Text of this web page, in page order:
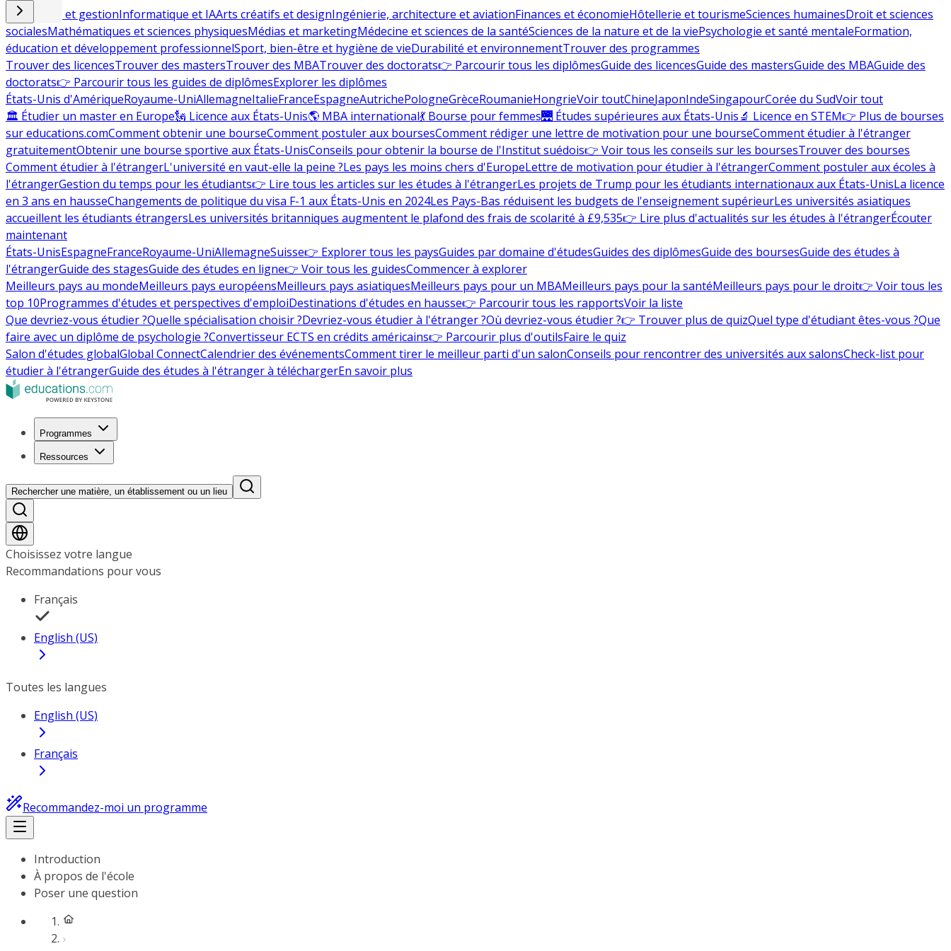
Commerce et gestionInformatique et IAArts créatifs et designIngénierie, architecture et aviationFinances et économieHôtellerie et tourismeSciences humainesDroit et sciences
socialesMathématiques et sciences physiquesMédias et marketingMédecine et sciences de la santéSciences de la nature et de la viePsychologie et santé mentaleFormation,
éducation et développement professionnelSport, bien-être et hygiène de vieDurabilité et environnementTrouver des programmes
Trouver des licencesTrouver des mastersTrouver des MBATrouver des doctorats👉 Parcourir tous les diplômesGuide des licencesGuide des mastersGuide des MBAGuide des
doctorats👉 Parcourir tous les guides de diplômesExplorer les diplômes
États-Unis d'AmériqueRoyaume-UniAllemagneItalieFranceEspagneAutrichePologneGrèceRoumanieHongrieVoir toutChineJaponIndeSingapourCorée du SudVoir tout
🏛 Étudier un master en Europe🗽 Licence aux États-Unis🌎 MBA international💃 Bourse pour femmes🌉 Études supérieures aux États-Unis🔬 Licence en STEM👉 Plus de bourses
sur educations.comComment obtenir une bourseComment postuler aux boursesComment rédiger une lettre de motivation pour une bourseComment étudier à l'étranger
gratuitementObtenir une bourse sportive aux États-UnisConseils pour obtenir la bourse de l'Institut suédois👉 Voir tous les conseils sur les boursesTrouver des bourses
Comment étudier à l'étrangerL'université en vaut-elle la peine ?Les pays les moins chers d'EuropeLettre de motivation pour étudier à l'étrangerComment postuler aux écoles à
l'étrangerGestion du temps pour les étudiants👉 Lire tous les articles sur les études à l'étrangerLes projets de Trump pour les étudiants internationaux aux États-UnisLa licence
en 3 ans en hausseChangements de politique du visa F-1 aux États-Unis en 2024Les Pays-Bas réduisent les budgets de l'enseignement supérieurLes universités asiatiques
accueillent les étudiants étrangersLes universités britanniques augmentent le plafond des frais de scolarité à £9,535👉 Lire plus d'actualités sur les études à l'étrangerÉcouter
maintenant
États-UnisEspagneFranceRoyaume-UniAllemagneSuisse👉 Explorer tous les paysGuides par domaine d'étudesGuides des diplômesGuide des boursesGuide des études à
l'étrangerGuide des stagesGuide des études en ligne👉 Voir tous les guidesCommencer à explorer
Meilleurs pays au mondeMeilleurs pays européensMeilleurs pays asiatiquesMeilleurs pays pour un MBAMeilleurs pays pour la santéMeilleurs pays pour le droit👉 Voir tous les
top 10Programmes d'études et perspectives d'emploiDestinations d'études en hausse👉 Parcourir tous les rapportsVoir la liste
Que devriez-vous étudier ?Quelle spécialisation choisir ?Devriez-vous étudier à l'étranger ?Où devriez-vous étudier ?👉 Trouver plus de quizQuel type d'étudiant êtes-vous ?Que
faire avec un diplôme de psychologie ?Convertisseur ECTS en crédits américains👉 Parcourir plus d'outilsFaire le quiz
Salon d'études globalGlobal ConnectCalendrier des événementsComment tirer le meilleur parti d'un salonConseils pour rencontrer des universités aux salonsCheck-list pour
étudier à l'étrangerGuide des études à l'étranger à téléchargerEn savoir plus
Programmes
Ressources
Rechercher une matière, un établissement ou un lieu
Choisissez votre langue
Recommandations pour vous
Français
English (US)
Toutes les langues
English (US)
Français
Recommandez-moi un programme
Introduction
À propos de l'école
Poser une question